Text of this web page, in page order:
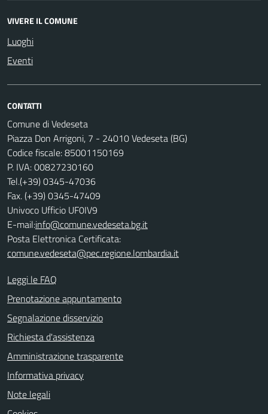
VIVERE IL COMUNE
Luoghi
Eventi
CONTATTI
Comune di Vedeseta
Piazza Don Arrigoni, 7 - 24010 Vedeseta (BG)
Codice fiscale: 85001150169
P. IVA: 00827230160
Tel.(+39) 0345-47036
Fax. (+39) 0345-47409
Univoco Ufficio UF0IV9
E-mail:info@comune.vedeseta.bg.it
Posta Elettronica Certificata:
comune.vedeseta@pec.regione.lombardia.it
Leggi le FAQ
Prenotazione appuntamento
Segnalazione disservizio
Richiesta d'assistenza
Amministrazione trasparente
Informativa privacy
Note legali